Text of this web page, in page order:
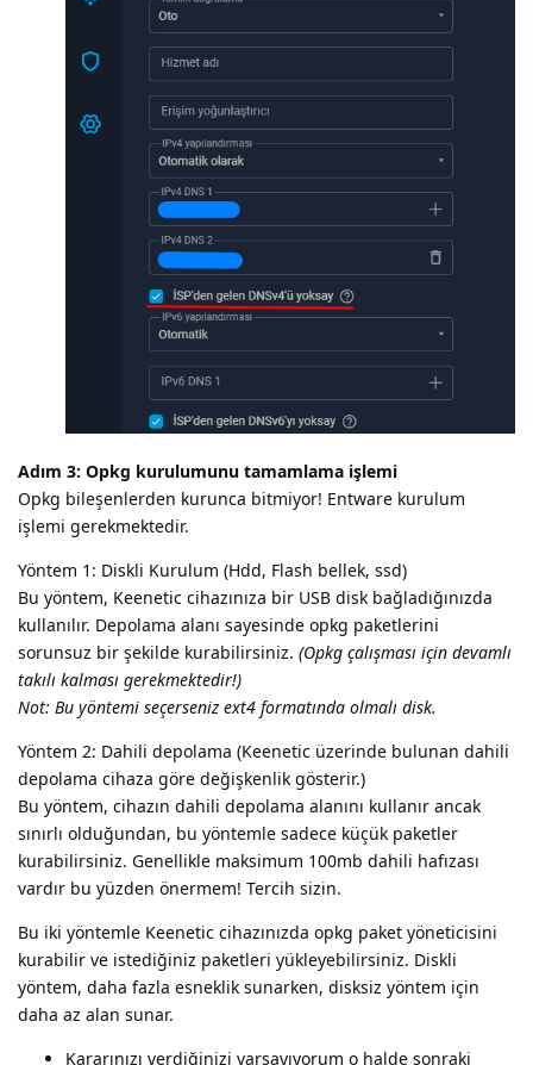
Adım 3: Opkg kurulumunu tamamlama işlemi
Opkg bileşenlerden kurunca bitmiyor! Entware kurulum
işlemi gerekmektedir.
Yöntem 1: Diskli Kurulum (Hdd, Flash bellek, ssd)
Bu yöntem, Keenetic cihazınıza bir USB disk bağladığınızda
kullanılır. Depolama alanı sayesinde opkg paketlerini
sorunsuz bir şekilde kurabilirsiniz. (Opkg çalışması için devamlı
takılı kalması gerekmektedir!)
Not: Bu yöntemi seçerseniz ext4 formatında olmalı disk.
Yöntem 2: Dahili depolama (Keenetic üzerinde bulunan dahili
depolama cihaza göre değişkenlik gösterir.)
Bu yöntem, cihazın dahili depolama alanını kullanır ancak
sınırlı olduğundan, bu yöntemle sadece küçük paketler
kurabilirsiniz. Genellikle maksimum 100mb dahili hafızası
vardır bu yüzden önermem! Tercih sizin.
Bu iki yöntemle Keenetic cihazınızda opkg paket yöneticisini
kurabilir ve istediğiniz paketleri yükleyebilirsiniz. Diskli
yöntem, daha fazla esneklik sunarken, disksiz yöntem için
daha az alan sunar.
Kararınızı verdiğinizi varsayıyorum o halde sonraki